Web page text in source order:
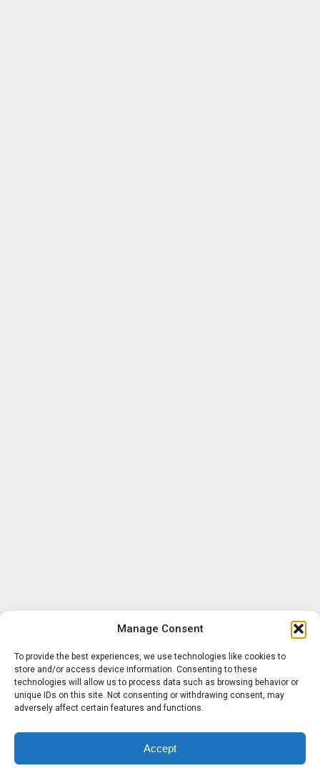
Manage Consent
To provide the best experiences, we use technologies like cookies to
store and/or access device information. Consenting to these
technologies will allow us to process data such as browsing behavior or
unique IDs on this site. Not consenting or withdrawing consent, may
adversely affect certain features and functions.
Accept